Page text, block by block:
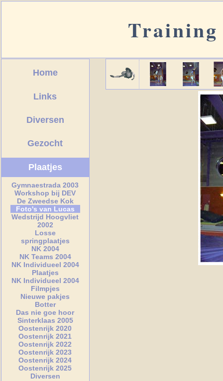
Training
Home
Links
Diversen
Gezocht
Plaatjes
Gymnaestrada 2003
Workshop bij DEV
De Zweedse Kok
Foto's van Lucas
Wedstrijd Hoogvliet
2002
Losse
springplaatjes
NK 2004
NK Teams 2004
NK Individueel 2004
Plaatjes
NK Individueel 2004
Filmpjes
Nieuwe pakjes
Botter
Das nie goe hoor
Sinterklaas 2005
Oostenrijk 2020
Oostenrijk 2021
Oostenrijk 2022
Oostenrijk 2023
Oostenrijk 2024
Oostenrijk 2025
Diversen